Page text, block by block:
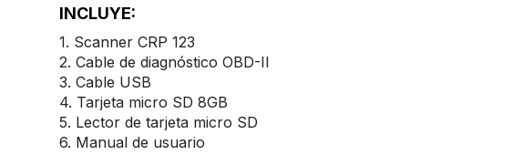
INCLUYE:
1. Scanner CRP 123
2. Cable de diagnóstico OBD-II
3. Cable USB
4. Tarjeta micro SD 8GB
5. Lector de tarjeta micro SD
6. Manual de usuario